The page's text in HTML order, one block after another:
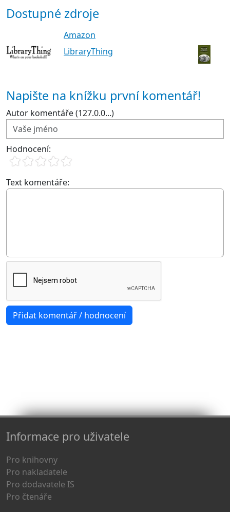
Dostupné zdroje
Amazon
LibraryThing
Napište na knížku první komentář!
Autor komentáře (127.0.0...)
Hodnocení:
Text komentáře:
Informace pro uživatele
Pro knihovny
Pro nakladatele
Pro dodavatele IS
Pro čtenáře